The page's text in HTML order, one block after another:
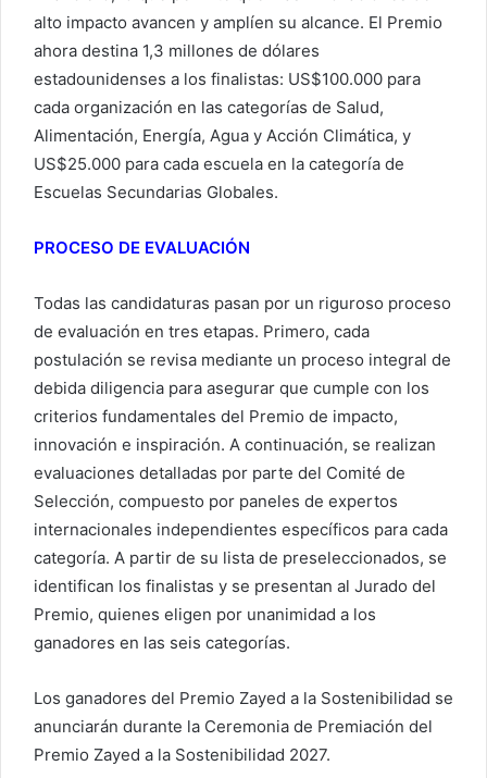
alto impacto avancen y amplíen su alcance. El Premio
ahora destina 1,3 millones de dólares
estadounidenses a los finalistas: US$100.000 para
cada organización en las categorías de Salud,
Alimentación, Energía, Agua y Acción Climática, y
US$25.000 para cada escuela en la categoría de
Escuelas Secundarias Globales.
PROCESO DE EVALUACIÓN
Todas las candidaturas pasan por un riguroso proceso
de evaluación en tres etapas. Primero, cada
postulación se revisa mediante un proceso integral de
debida diligencia para asegurar que cumple con los
criterios fundamentales del Premio de impacto,
innovación e inspiración. A continuación, se realizan
evaluaciones detalladas por parte del Comité de
Selección, compuesto por paneles de expertos
internacionales independientes específicos para cada
categoría. A partir de su lista de preseleccionados, se
identifican los finalistas y se presentan al Jurado del
Premio, quienes eligen por unanimidad a los
ganadores en las seis categorías.
Los ganadores del Premio Zayed a la Sostenibilidad se
anunciarán durante la Ceremonia de Premiación del
Premio Zayed a la Sostenibilidad 2027.